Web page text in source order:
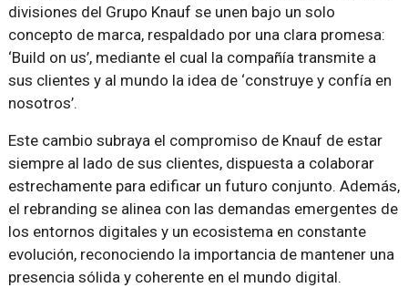
divisiones del Grupo Knauf se unen bajo un solo
concepto de marca, respaldado por una clara promesa:
‘Build on us’, mediante el cual la compañía transmite a
sus clientes y al mundo la idea de ‘construye y confía en
nosotros’.
Este cambio subraya el compromiso de Knauf de estar
siempre al lado de sus clientes, dispuesta a colaborar
estrechamente para edificar un futuro conjunto. Además,
el rebranding se alinea con las demandas emergentes de
los entornos digitales y un ecosistema en constante
evolución, reconociendo la importancia de mantener una
presencia sólida y coherente en el mundo digital.